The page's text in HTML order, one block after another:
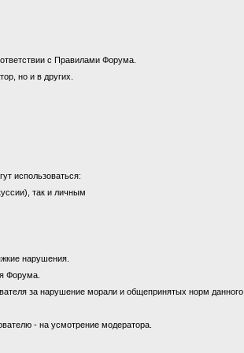
с Правилами Форума.
но и в других.
использоваться:
так и личным
нарушения.
Форума.
за нарушение морали и общепринятых норм
- на усмотрение модератора.